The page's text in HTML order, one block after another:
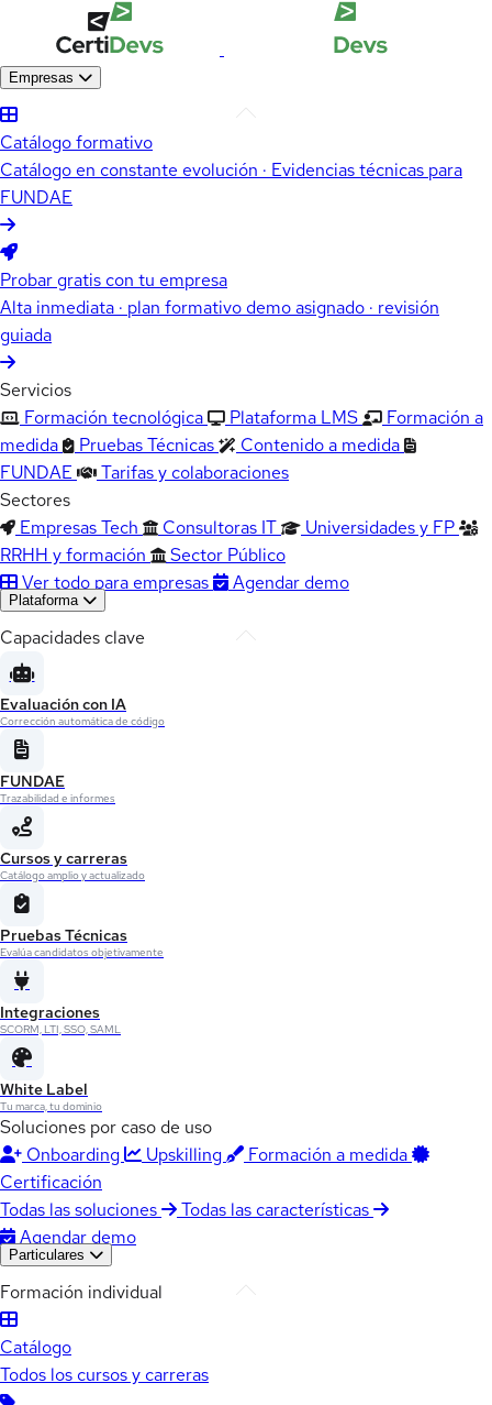
Empresas
Catálogo formativo
Catálogo en constante evolución · Evidencias técnicas para
FUNDAE
Probar gratis con tu empresa
Alta inmediata · plan formativo demo asignado · revisión
guiada
Servicios
Formación tecnológica
Plataforma LMS
Formación a
medida
Pruebas Técnicas
Contenido a medida
FUNDAE
Tarifas y colaboraciones
Sectores
Empresas Tech
Consultoras IT
Universidades y FP
RRHH y formación
Sector Público
Ver todo para empresas
Agendar demo
Plataforma
Capacidades clave
Evaluación con IA
Corrección automática de código
FUNDAE
Trazabilidad e informes
Cursos y carreras
Catálogo amplio y actualizado
Pruebas Técnicas
Evalúa candidatos objetivamente
Integraciones
SCORM, LTI, SSO, SAML
White Label
Tu marca, tu dominio
Soluciones por caso de uso
Onboarding
Upskilling
Formación a medida
Certificación
Todas las soluciones
Todas las características
Agendar demo
Particulares
Formación individual
Catálogo
Todos los cursos y carreras